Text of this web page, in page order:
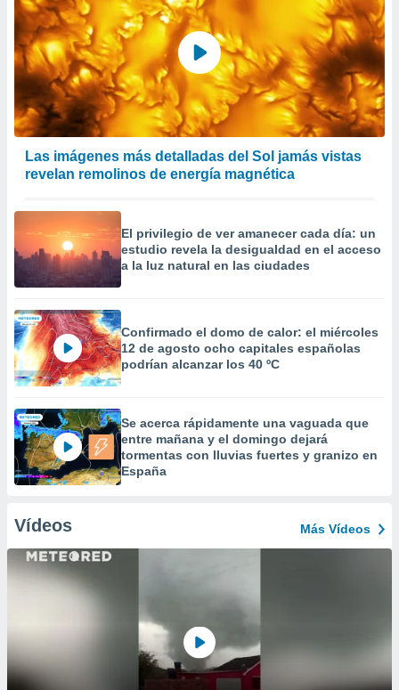
Las imágenes más detalladas del Sol jamás vistas
revelan remolinos de energía magnética
El privilegio de ver amanecer cada día: un
estudio revela la desigualdad en el acceso
a la luz natural en las ciudades
Confirmado el domo de calor: el miércoles
12 de agosto ocho capitales españolas
podrían alcanzar los 40 ºC
Se acerca rápidamente una vaguada que
entre mañana y el domingo dejará
tormentas con lluvias fuertes y granizo en
España
Vídeos Más Vídeos